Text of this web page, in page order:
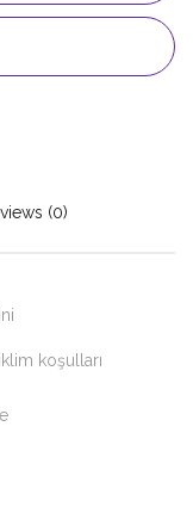
(0)
koşulları